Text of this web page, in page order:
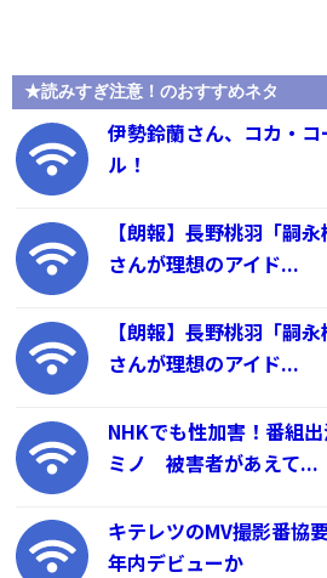
★読みすぎ注意！のおすすめネタ
伊勢鈴蘭さん、コカ・
ル！
【朗報】長野桃羽「嗣
さんが理想のアイド...
【朗報】長野桃羽「嗣
さんが理想のアイド...
NHKでも性加害！番組
ミノ 被害者があえて...
キテレツのMV撮影番協
年内デビューか